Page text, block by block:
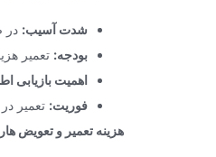
شدت آسیب: در
بودجه: تعمیر
اهمیت بازیابی
فوریت: تعمیر
هزینه تعمیر و تعویض